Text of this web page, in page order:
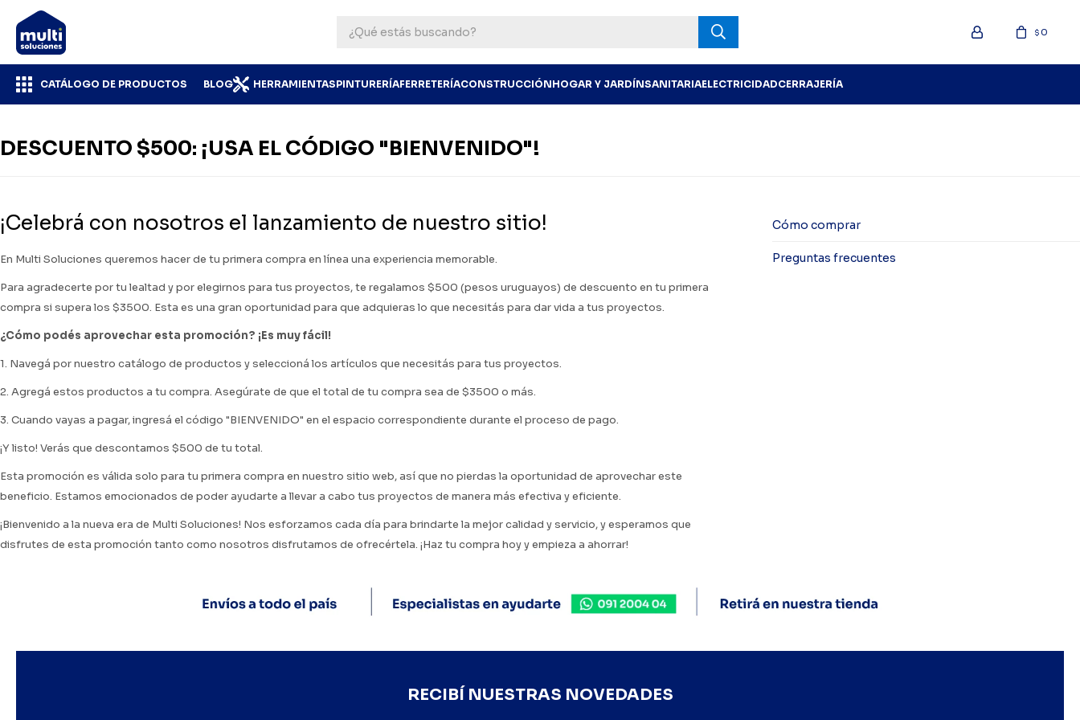
CATÁLOGO DE PRODUCTOS BLOG HERRAMIENTASPINTURERÍAFERRETERÍACONSTRUCCIÓNHOGAR Y JARDÍNSANITARIAELECTRICIDADCERRAJERÍA
$0
DESCUENTO $500: ¡USA EL CÓDIGO "BIENVENIDO"!
¡Celebrá con nosotros el lanzamiento de nuestro sitio!
En Multi Soluciones queremos hacer de tu primera compra en línea una experiencia memorable.
Para agradecerte por tu lealtad y por elegirnos para tus proyectos, te regalamos $500 (pesos uruguayos) de descuento en tu primera
compra si supera los $3500. Esta es una gran oportunidad para que adquieras lo que necesitás para dar vida a tus proyectos.
¿Cómo podés aprovechar esta promoción? ¡Es muy fácil!
1. Navegá por nuestro catálogo de productos y seleccioná los artículos que necesitás para tus proyectos.
2. Agregá estos productos a tu compra. Asegúrate de que el total de tu compra sea de $3500 o más.
3. Cuando vayas a pagar, ingresá el código "BIENVENIDO" en el espacio correspondiente durante el proceso de pago.
¡Y listo! Verás que descontamos $500 de tu total.
Esta promoción es válida solo para tu primera compra en nuestro sitio web, así que no pierdas la oportunidad de aprovechar este
beneficio. Estamos emocionados de poder ayudarte a llevar a cabo tus proyectos de manera más efectiva y eficiente.
¡Bienvenido a la nueva era de Multi Soluciones! Nos esforzamos cada día para brindarte la mejor calidad y servicio, y esperamos que
disfrutes de esta promoción tanto como nosotros disfrutamos de ofrecértela. ¡Haz tu compra hoy y empieza a ahorrar!
Cómo comprar
Preguntas frecuentes
RECIBÍ NUESTRAS NOVEDADES